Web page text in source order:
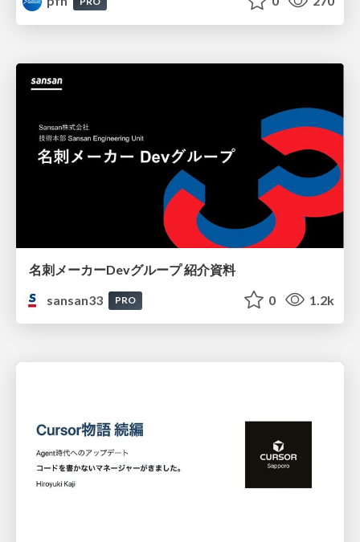
名刺メーカーDevグループ 紹介資料
sansan33
PRO 0 1.2k